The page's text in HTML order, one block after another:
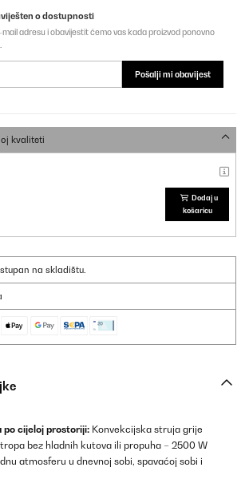
o dostupnosti
mail adresu i obavijestit ćemo vas kada proizvod ponovno
Pošalji mi obavijest
kvaliteti
Dodaj u
košaricu
na skladištu.
po cijeloj prostoriji: Konvekcijska struja grije
bez hladnih kutova ili propuha – 2500 W
atmosferu u dnevnoj sobi, spavaćoj sobi i